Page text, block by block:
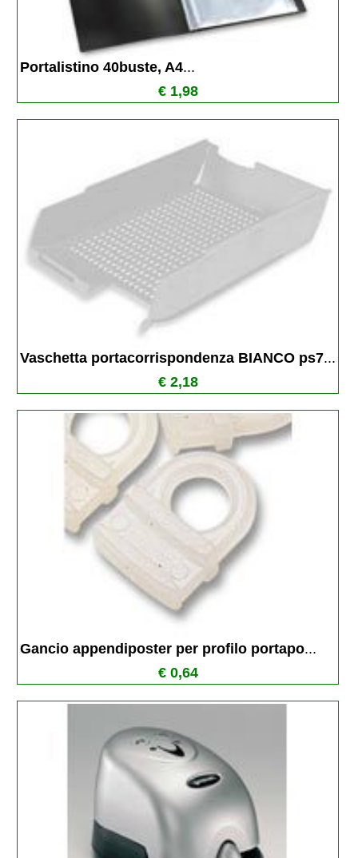
Portalistino 40buste, A4...
€ 1,98
Vaschetta portacorrispondenza BIANCO ps7...
€ 2,18
Gancio appendiposter per profilo portapo...
€ 0,64